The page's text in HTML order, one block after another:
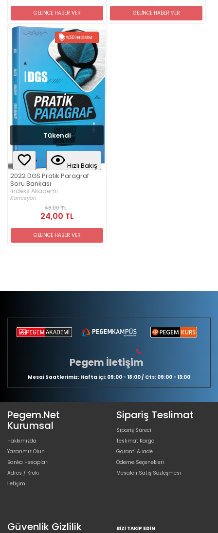
GELİNCE HABER VER GELİNCE HABER VER
%50 İNDIRIM
Tükendi
Hızlı Bakış
2022 DGS Pratik Paragraf
Soru Bankası
İndeks Akademi
Komisyon
48,00 TL
24,00 TL
GELİNCE HABER VER
Pegem İletişim
Mesai Saatlerimiz: Hafta içi: 09:00 - 18:00 / Cts: 09:00 - 13:00
Pegem.Net
Kurumsal
Hakkımızda
Yazarımız Olun
Banka Hesapları
Adres / Kroki
İletişim
Sipariş Teslimat
Sipariş Süreci
Teslimat Kargo
Garanti & İade
Ödeme Seçenekleri
Mesafeli Satış Sözleşmesi
Güvenlik Gizlilik BIZI TAKIP EDIN